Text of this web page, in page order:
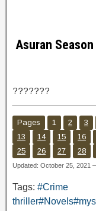
Asuran
???????
Pages 1 2 3
13
14 15 16
25
26 27 28
Updated: October 25, 2021
Tags: #Crime